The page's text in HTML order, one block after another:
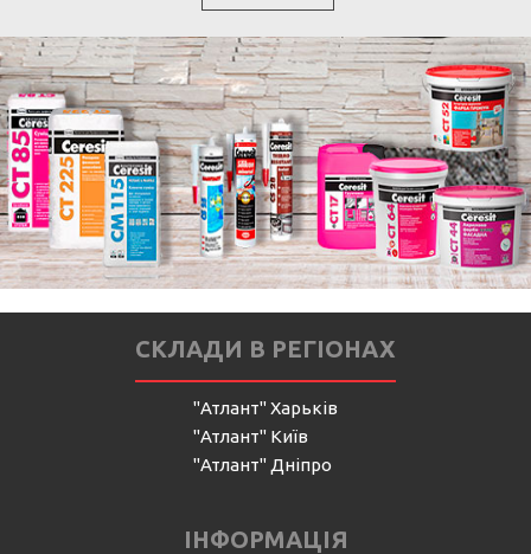
СКЛАДИ В РЕГІОНАХ
"Атлант" Харьків
"Атлант" Київ
"Атлант" Дніпро
ІНФОРМАЦІЯ